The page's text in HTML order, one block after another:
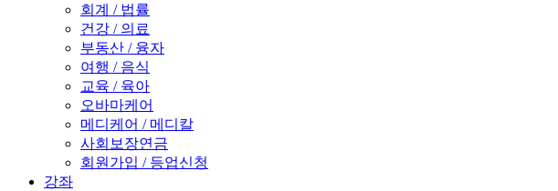
회계 / 법률
건강 / 의료
부동산 / 융자
여행 / 음식
교육 / 육아
오바마케어
메디케어 / 메디칼
사회보장연금
회원가입 / 등업신청
강좌